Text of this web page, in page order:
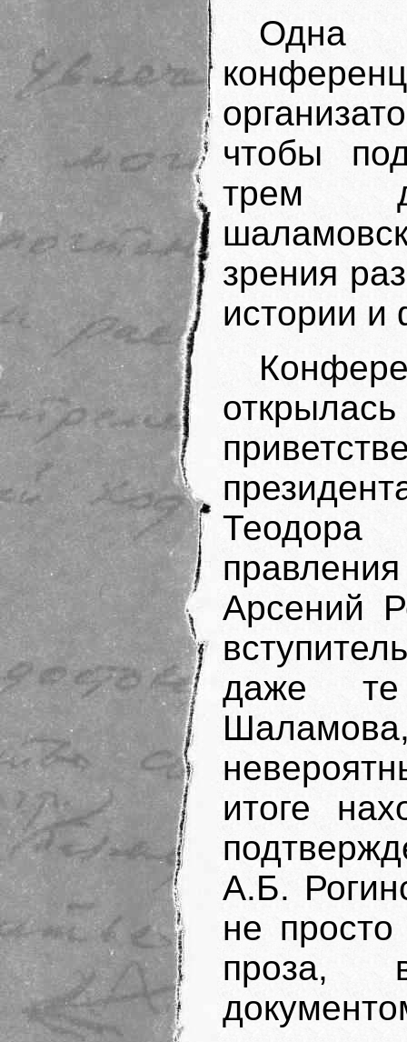
Одна
чтобы
трем
зрения
истории
открылась
Тео­дора
Арсений
даже
итоге
А.Б.
не просто
проза,